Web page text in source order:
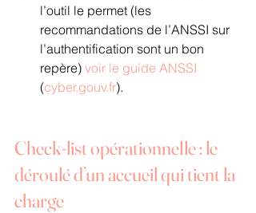
l’outil le permet (les
recommandations de l’ANSSI sur
l’authentification sont un bon
repère) voir le guide ANSSI
(cyber.gouv.fr).
Check-list opérationnelle : le
déroulé d’un accueil qui tient la
charge